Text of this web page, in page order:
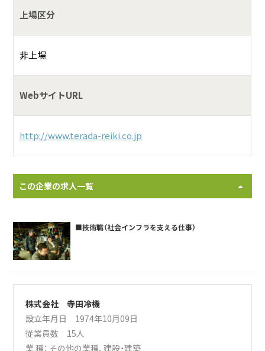
上場区分
非上場
WebサイトURL
http://www.terada-reiki.co.jp
この企業の求人一覧
■技術職（社会インフラを支える仕事）
株式会社 寺田冷機
設立年月日 1974年10月09日
従業員数 15人
業 種： その他の業種、建設・建築